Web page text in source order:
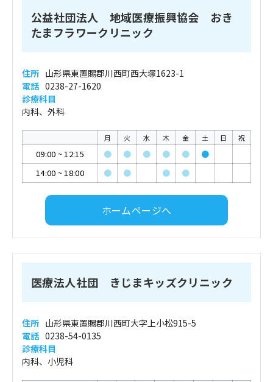
公益社団法人 地域医療振興協会 おき
たまフラワークリニック
住所 山形県東置賜郡川西町西大塚1623-1
電話 0238-27-1620
診療科目
内科、外科
月 火 水 木 金 土 日 祝
09:00 ~12:15 ● ● ● ● ●
●
14:00 ~18:00 ● ● ● ●
ホームページへ
医療法人社団 きじまキッズクリニック
住所 山形県東置賜郡川西町大字上小松915-5
電話 0238-54-0135
診療科目
内科、小児科